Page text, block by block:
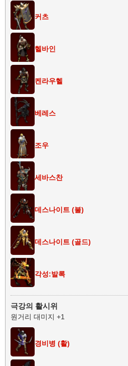
커츠
헬바인
켄라우헬
베레스
조우
세바스찬
데스나이트 (불)
데스나이트 (골드)
각성:발록
극강의 활시위
원거리 대미지 +1
경비병 (활)